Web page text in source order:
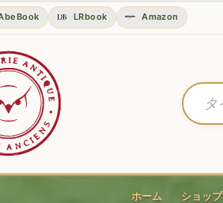
LRbook Amazon
ホーム ショップ